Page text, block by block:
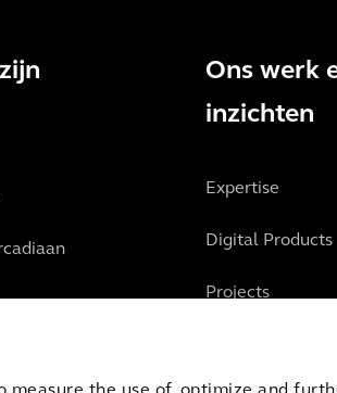
Ons werk
inzichten
Expertise
Digital Products
Projects